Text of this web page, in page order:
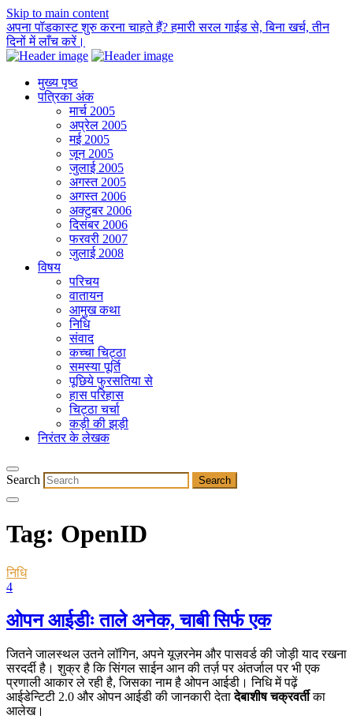
Skip to main content
अपना पॉडकास्ट शुरु करना चाहते हैं? हमारी सरल गाईड से, बिना खर्च, तीन
दिनों में लाँच करें।
मुख्य पृष्ठ
पत्रिका अंक
मार्च 2005
अप्रेल 2005
मई 2005
जून 2005
जुलाई 2005
अगस्त 2005
अगस्त 2006
अक्टुबर 2006
दिसंबर 2006
फरवरी 2007
जुलाई 2008
विषय
परिचय
वातायन
आमुख कथा
निधि
संवाद
कच्चा चिट्ठा
समस्या पूर्ति
पूछिये फुरसतिया से
हास परिहास
चिट्ठा चर्चा
कड़ी की झड़ी
निरंतर के लेखक
Search
Tag: OpenID
निधि
4
ओपन आईडीः ताले अनेक, चाबी सिर्फ एक
जितने जालस्थल उतने लॉगिन, अपने यूज़रनेम और पासवर्ड की जोड़ी याद रखना
सरदर्दी है। शुक्र है कि सिंगल साईन आन की तर्ज़ पर अंतर्जाल पर भी एक
प्रणाली आकार ले रही है, जिसका नाम है ओपन आईडी। निधि में पढ़ें
आईडेन्टिटी 2.0 और ओपन आईडी की जानकारी देतादेबाशीष चक्रवर्तीका
आलेख।